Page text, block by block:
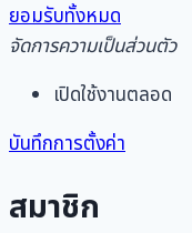
ยอมรับทั้งหมด
จัดการความเป็นส่วนตัว
เปิดใช้งานตลอด
บันทึกการตั้งค่า
สมาชิก